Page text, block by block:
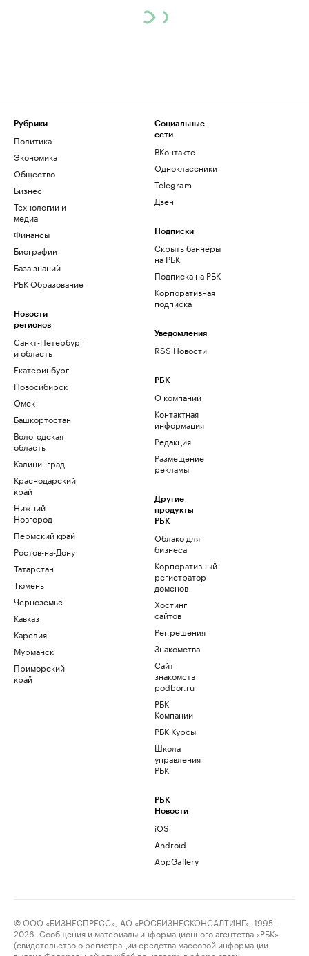
Рубрики
Политика
Экономика
Общество
Бизнес
Технологии и
медиа
Финансы
Биографии
База знаний
РБК Образование
Новости
регионов
Санкт-Петербург
и область
Екатеринбург
Новосибирск
Омск
Башкортостан
Вологодская
область
Калининград
Краснодарский
край
Нижний
Новгород
Пермский край
Ростов-на-Дону
Татарстан
Тюмень
Черноземье
Кавказ
Карелия
Мурманск
Приморский
край
Социальные
сети
ВКонтакте
Одноклассники
Telegram
Дзен
Подписки
Скрыть баннеры
на РБК
Подписка на РБК
Корпоративная
подписка
Уведомления
RSS Новости
РБК
О компании
Контактная
информация
Редакция
Размещение
рекламы
Другие
продукты
РБК
Облако для
бизнеса
Корпоративный
регистратор
доменов
Хостинг
сайтов
Рег.решения
Знакомства
Сайт
знакомств
podbor.ru
РБК
Компании
РБК Курсы
Школа
управления
РБК
РБК
Новости
iOS
Android
AppGallery
© ООО «БИЗНЕСПРЕСС», АО «РОСБИЗНЕСКОНСАЛТИНГ», 1995–
2026. Сообщения и материалы информационного агентства «РБК»
(свидетельство о регистрации средства массовой информации